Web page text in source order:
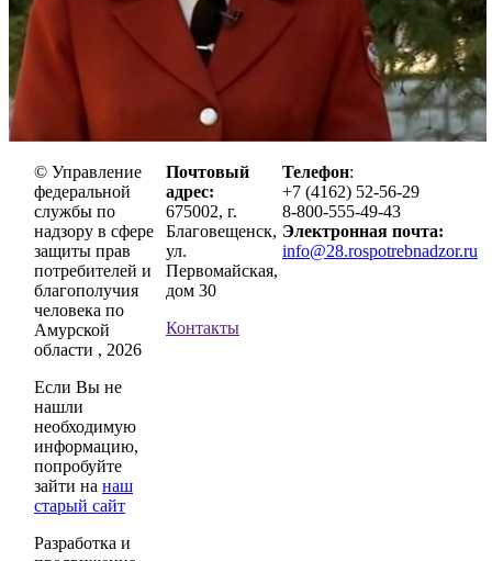
© Управление
федеральной
службы по
надзору в сфере
защиты прав
потребителей и
благополучия
человека по
Амурской
области , 2026
Если Вы не
нашли
необходимую
информацию,
попробуйте
зайти на наш
старый сайт
Разработка и
Почтовый
адрес:
675002, г.
Благовещенск,
ул.
Первомайская,
дом 30
Контакты
Телефон:
+7 (4162) 52-56-29
8-800-555-49-43
Электронная почта:
info@28.rospotrebnadzor.ru